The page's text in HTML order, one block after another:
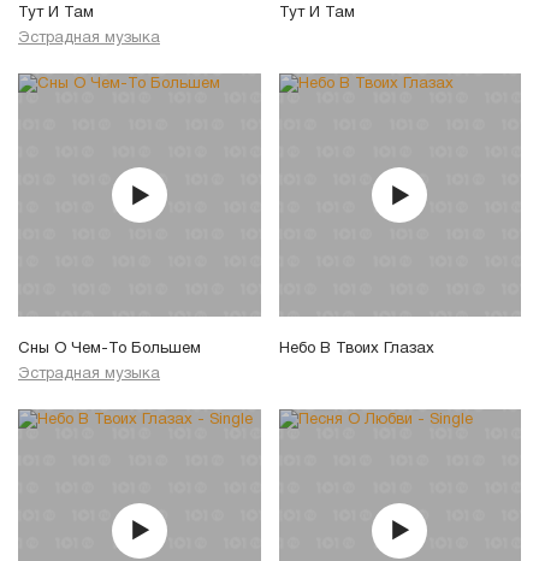
Тут И Там
Эстрадная музыка
Тут И Там
Сны О Чем-То Большем
Эстрадная музыка
Небо В Твоих Глазах